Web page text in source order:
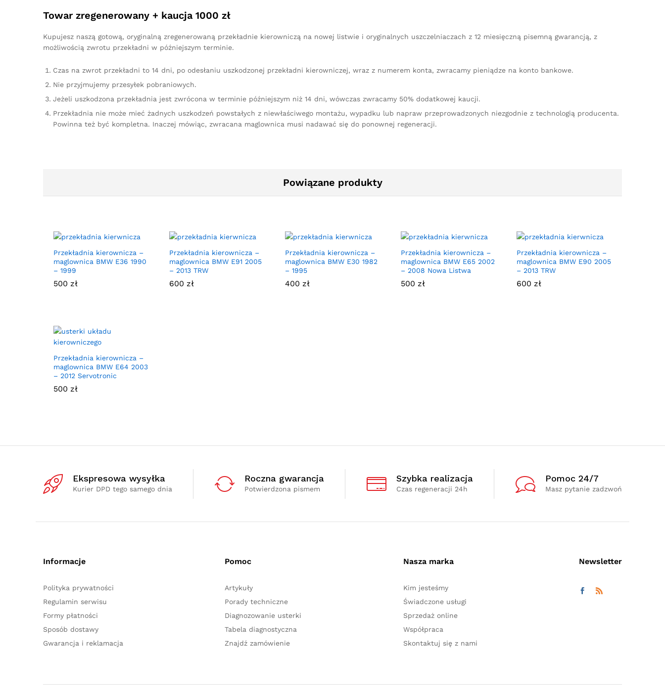
Towar zregenerowany + kaucja 1000 zł
Kupujesz naszą gotową, oryginalną zregenerowaną przekładnie kierowniczą na nowej listwie i oryginalnych uszczelniaczach z 12 miesięczną pisemną gwarancją, z
możliwością zwrotu przekładni w późniejszym terminie.
Czas na zwrot przekładni to 14 dni, po odesłaniu uszkodzonej przekładni kierowniczej, wraz z numerem konta, zwracamy pieniądze na konto bankowe.
Nie przyjmujemy przesyłek pobraniowych.
Jeżeli uszkodzona przekładnia jest zwrócona w terminie późniejszym niż 14 dni, wówczas zwracamy 50% dodatkowej kaucji.
Przekładnia nie może mieć żadnych uszkodzeń powstałych z niewłaściwego montażu, wypadku lub napraw przeprowadzonych niezgodnie z technologią producenta.
Powinna też być kompletna. Inaczej mówiąc, zwracana maglownica musi nadawać się do ponownej regeneracji.
Powiązane produkty
Przekładnia kierownicza –
maglownica BMW E36 1990
– 1999
500 zł
Przekładnia kierownicza –
maglownica BMW E91 2005
– 2013 TRW
600 zł
Przekładnia kierownicza –
maglownica BMW E30 1982
– 1995
400 zł
Przekładnia kierownicza –
maglownica BMW E65 2002
– 2008 Nowa Listwa
500 zł
Przekładnia kierownicza –
maglownica BMW E90 2005
– 2013 TRW
600 zł
Przekładnia kierownicza –
maglownica BMW E64 2003
– 2012 Servotronic
500 zł
Ekspresowa wysyłka
Kurier DPD tego samego dnia
Roczna gwarancja
Potwierdzona pismem
Szybka realizacja
Czas regeneracji 24h
Pomoc 24/7
Masz pytanie zadzwoń
Informacje
Polityka prywatności
Regulamin serwisu
Formy płatności
Sposób dostawy
Gwarancja i reklamacja
Pomoc
Artykuły
Porady techniczne
Diagnozowanie usterki
Tabela diagnostyczna
Znajdź zamówienie
Nasza marka
Kim jesteśmy
Świadczone usługi
Sprzedaż online
Współpraca
Skontaktuj się z nami
Newsletter